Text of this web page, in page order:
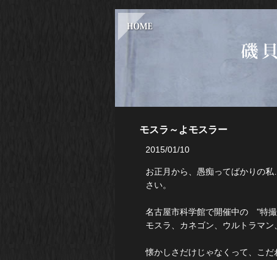
モスラ～よモスラー
2015/01/10
お正月から、愚痴ってばかりの
さい。
名古屋市科学館で開催中の "特
モスラ、カネゴン、ウルトラマ
懐かしさだけじゃなくって、こだ